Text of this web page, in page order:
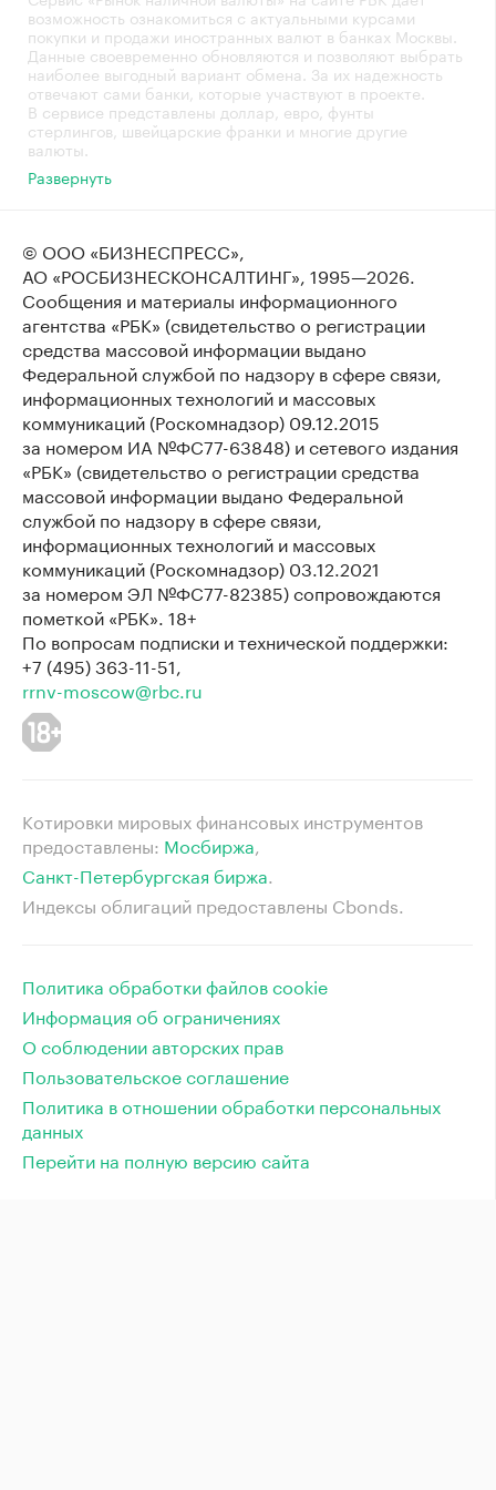
возможность ознакомиться с актуальными курсами
покупки и продажи иностранных валют в банках Москвы.
Данные своевременно обновляются и позволяют выбрать
наиболее выгодный вариант обмена. За их надежность
отвечают сами банки, которые участвуют в проекте.
В сервисе представлены доллар, евро, фунты
стерлингов, швейцарские франки и многие другие
валюты.
Развернуть
© ООО «БИЗНЕСПРЕСС»,
АО «РОСБИЗНЕСКОНСАЛТИНГ», 1995—2026.
Сообщения и материалы информационного
агентства «РБК» (свидетельство о регистрации
средства массовой информации выдано
Федеральной службой по надзору в сфере связи,
информационных технологий и массовых
коммуникаций (Роскомнадзор) 09.12.2015
за номером ИА №ФС77-63848) и сетевого издания
«РБК» (свидетельство о регистрации средства
массовой информации выдано Федеральной
службой по надзору в сфере связи,
информационных технологий и массовых
коммуникаций (Роскомнадзор) 03.12.2021
за номером ЭЛ №ФС77-82385) сопровождаются
пометкой «РБК». 18+
По вопросам подписки и технической поддержки:
+7 (495) 363-11-51,
rrnv-moscow@rbc.ru
Котировки мировых финансовых инструментов
предоставлены: Мосбиржа⁠,
Санкт-Петербургская биржа⁠.
Индексы облигаций предоставлены Cbonds.
Политика обработки файлов cookie
Информация об ограничениях
О соблюдении авторских прав
Пользовательское соглашение
Политика в отношении обработки персональных
данных
Перейти на полную версию сайта